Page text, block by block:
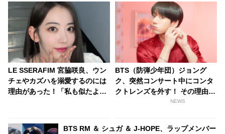
LE SSERAFIM 宮脇咲良、ウン
チェやカズハを溺愛するのには
理由があった！「私も似たよう
た深い思いに感動
BTS（防弾少年団）ジョング
ク、突然コンサート中にコンタ
クトレンズを外す！ その理由が
素敵すぎるとファン感激
NEWS
BTS RM ＆ シュガ ＆ J-HOPE、ラップメンバー